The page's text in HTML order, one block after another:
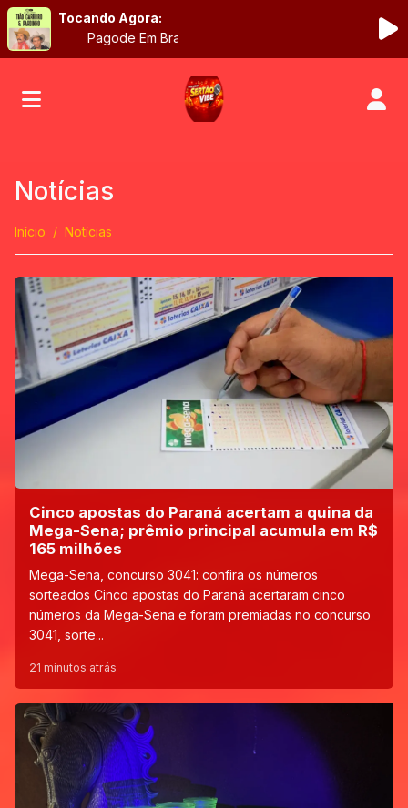
Tocando Agora:
Pagode Em Braslia |
Notícias
Início Notícias
Cinco apostas do Paraná acertam a quina da
Mega-Sena; prêmio principal acumula em R$
165 milhões
Mega-Sena, concurso 3041: confira os números
sorteados Cinco apostas do Paraná acertaram cinco
números da Mega-Sena e foram premiadas no concurso
3041, sorte...
21 minutos atrás